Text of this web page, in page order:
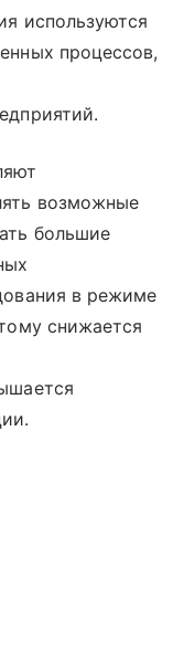
используются
процессов,
возможные
большие
в режиме
снижается